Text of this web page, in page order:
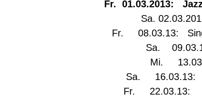
Fr. 01.03.2013:
Sa.
Fr. 08.03.13:
Sa.
Mi.
Sa. 16.03.13:
Fr. 22.03.13: